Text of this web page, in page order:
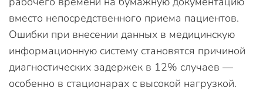
вместо непосредственного приема пациентов.
Ошибки при внесении данных в медицинскую
информационную систему становятся причиной
диагностических задержек в 12% случаев —
особенно в стационарах с высокой нагрузкой.